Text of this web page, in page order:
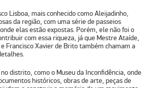
Lisboa, mais conhecido como Aleijadinho,
da região, com uma série de passeios
elas estão expostas. Porém, ele não foi o
com essa riqueza, já que Mestre Ataíde,
Francisco Xavier de Brito também chamam a
distrito, como oMuseu da Inconfidência, onde
históricos, obras de arte, peças de